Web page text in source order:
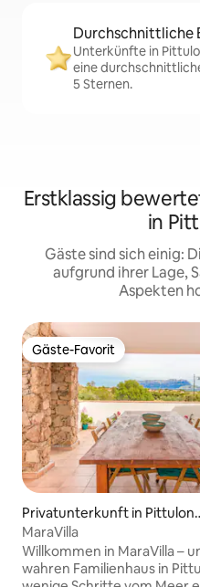
Durchschnittliche
Unterkünfte in
eine
5 Sternen.
Erstklassig
in
Gäste sind sich einig:
aufgrund ihrer Lage,
Aspekten
Gäste-Favorit
Gäste-Favorit
Privatunterkunft in
u
MaraVilla
Willkommen in MaraVilla –
wahren Familienhaus in